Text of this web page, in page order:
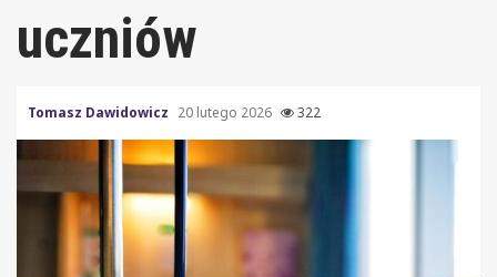
uczniów
Tomasz Dawidowicz 20 lutego 2026 322